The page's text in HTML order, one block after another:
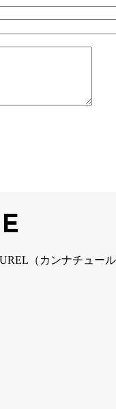
（カンナチュー